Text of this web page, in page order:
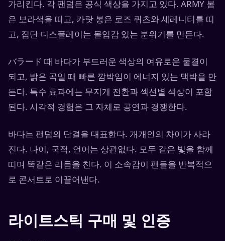
가리킨다. 각 팬덤은 공식 색상을 가지고 있다. ARMY 봄
은 보라색을 띠고, 카랏 봉은 로즈 퀴츠와 세레니티를 띠
고, 집단 디스플레이는 몰입감 있는 분위기를 만든다.
バラード 때 바다가 부드러운 색상의 여유로운 물결이
되고, 밝은 곡일 때 빠른 깜박임이 에너지 있는 맥박을 만
든다. 특수 효과에는 무지개 전환과 섹션별 색상이 포함
된다. 시각적 경험은 그 자체로 공연과 경쟁한다.
바다는 팬덤의 단결을 대표한다. 개개인의 차이가 사라
진다. 나이, 국적, 언어는 상관없다. 모두 같은 빛을 함께
띠며 똑같은 리듬을 친다. 이 소속감이 팬들을 반복적으
로 콘서트로 이끌어낸다.
라이트스틱 구매 및 인증